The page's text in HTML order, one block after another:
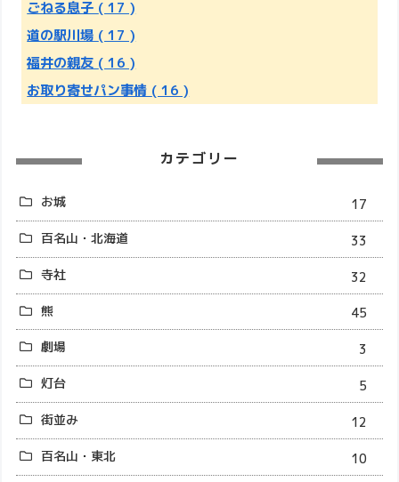
ごねる息子 ( 17 )
道の駅川場 ( 17 )
福井の親友 ( 16 )
お取り寄せパン事情 ( 16 )
カテゴリー
お城
17
百名山・北海道
33
寺社
32
熊
45
劇場
3
灯台
5
街並み
12
百名山・東北
10